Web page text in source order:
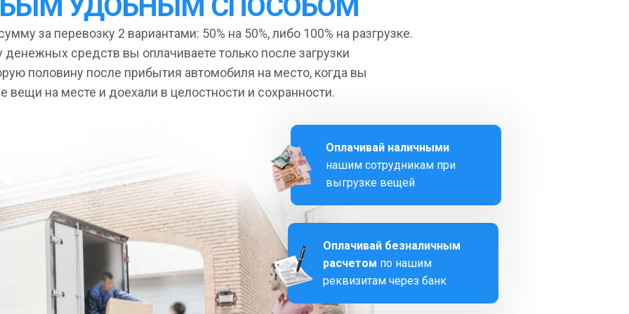
за перевозку 2 вариантами: 50% на 50%, либо 100% на разгрузке.
средств вы оплачиваете только после загрузки
половину после прибытия автомобиля на место, когда вы
вещи на месте и доехали в целостности и сохранности.
Оплачивай безналичным
расчетом по нашим
реквизитам через банк
Оплачивай наличными
нашим сотрудникам при
выгрузке вещей